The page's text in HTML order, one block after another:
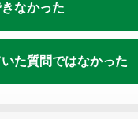
なかった
た質問ではなかった